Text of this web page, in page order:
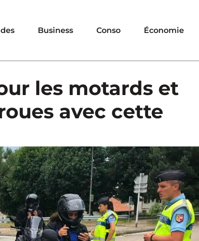
Business Conso Économie
les motards et
avec cette